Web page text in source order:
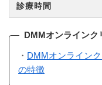
診療時間
DMMオンラインク
・ DMMオンライン
の特徴